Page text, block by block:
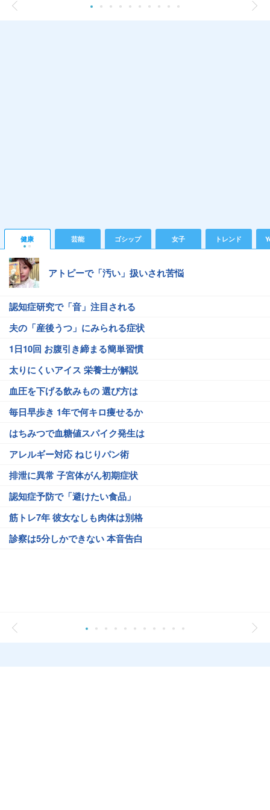
健康 芸能 ゴシップ 女子 トレンド
アトピーで「汚い」扱いされ苦悩
認知症研究で「音」注目される
夫の「産後うつ」にみられる症状
1日10回 お腹引き締まる簡単習慣
太りにくいアイス 栄養士が解説
血圧を下げる飲みもの 選び方は
毎日早歩き 1年で何キロ痩せるか
はちみつで血糖値スパイク発生は
アレルギー対応 ねじりパン術
排泄に異常 子宮体がん初期症状
認知症予防で「避けたい食品」
筋トレ7年 彼女なしも肉体は別格
診察は5分しかできない 本音告白